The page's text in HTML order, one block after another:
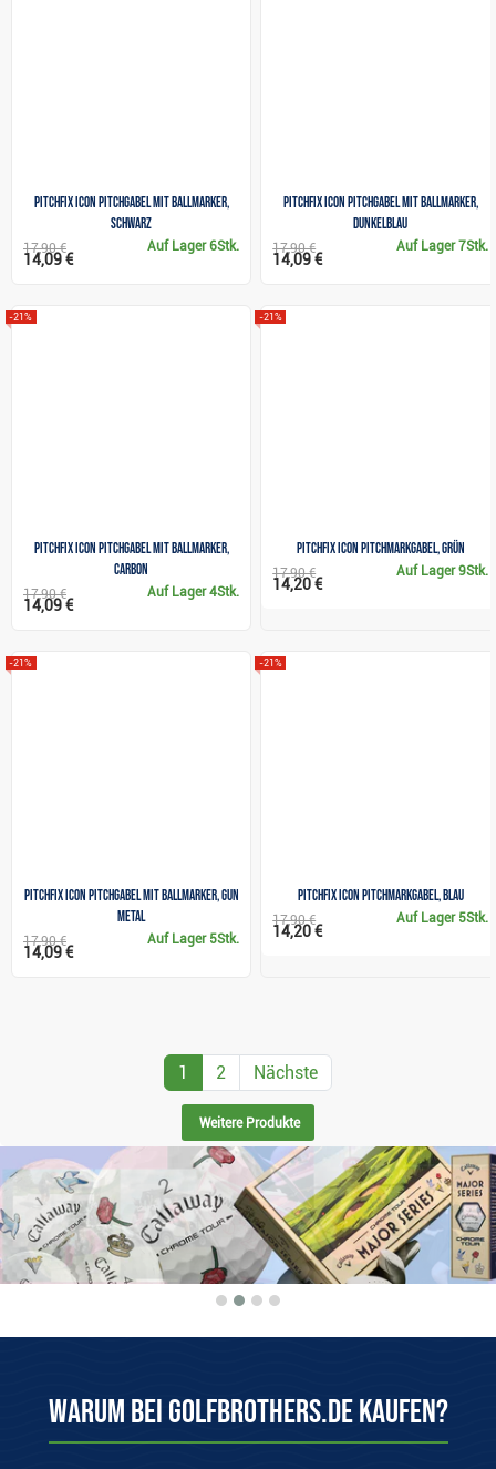
Pitchfix Icon Pitchgabel mit Ballmarker,
Schwarz
Auf Lager6Stk.
17,90 €
14,09 €
Pitchfix Icon Pitchgabel mit Ballmarker,
Dunkelblau
Auf Lager7Stk.
17,90 €
14,09 €
Pitchfix Icon Pitchgabel mit Ballmarker,
Carbon
-21%
Auf Lager4Stk.
17,90 €
14,09 €
Pitchfix Icon Pitchmarkgabel, grün
-21%
Auf Lager9Stk.
17,90 €
14,20 €
Pitchfix Icon Pitchgabel mit Ballmarker, Gun
Metal
-21%
Auf Lager 5Stk.
17,90 €
14,09 €
Pitchfix Icon Pitchmarkgabel, blau
-21%
Auf Lager 5Stk.
17,90 €
14,20 €
1 2 Nächste
Weitere Produkte
Warum bei Golfbrothers.de kaufen?